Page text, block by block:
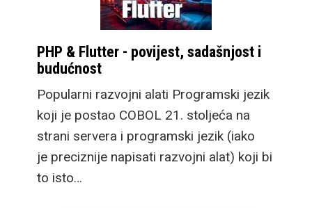
PHP & Flutter - povijest, sadašnjost i
budućnost
Popularni razvojni alati Programski jezik
koji je postao COBOL 21. stoljeća na
strani servera i programski jezik (iako
je preciznije napisati razvojni alat) koji bi
to isto…